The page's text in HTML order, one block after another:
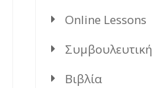
Online Lessons
Συμβουλευτική
Βιβλία